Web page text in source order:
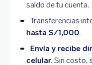
saldo de tu cuenta.
Transferencias
hasta S/1,000.
Envía y recibe
celular.Sin costo,